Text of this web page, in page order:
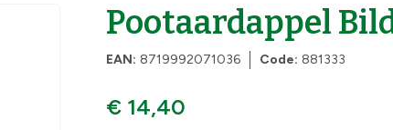
Pootaardappel
EAN: 8719992071036 Code: 881333
€ 14,40